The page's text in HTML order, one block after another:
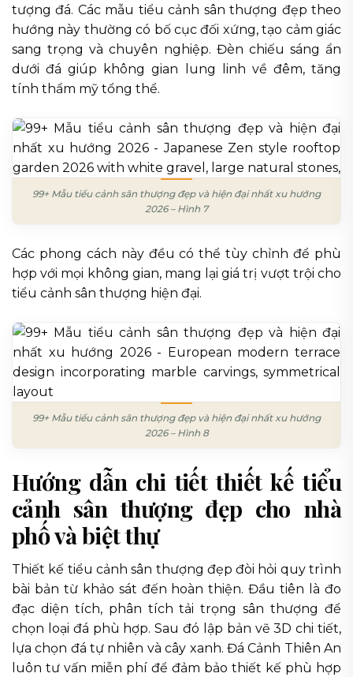
tượng đá. Các mẫu tiểu cảnh sân thượng đẹp theo
hướng này thường có bố cục đối xứng, tạo cảm giác
sang trọng và chuyên nghiệp. Đèn chiếu sáng ẩn
dưới đá giúp không gian lung linh về đêm, tăng
tính thẩm mỹ tổng thể.
99+ Mẫu tiểu cảnh sân thượng đẹp và hiện đại nhất xu hướng
2026 – Hình 7
Các phong cách này đều có thể tùy chỉnh để phù
hợp với mọi không gian, mang lại giá trị vượt trội cho
tiểu cảnh sân thượng hiện đại.
99+ Mẫu tiểu cảnh sân thượng đẹp và hiện đại nhất xu hướng
2026 – Hình 8
Hướng dẫn chi tiết thiết kế tiểu
cảnh sân thượng đẹp cho nhà
phố và biệt thự
Thiết kế tiểu cảnh sân thượng đẹp đòi hỏi quy trình
bài bản từ khảo sát đến hoàn thiện. Đầu tiên là đo
đạc diện tích, phân tích tải trọng sân thượng để
chọn loại đá phù hợp. Sau đó lập bản vẽ 3D chi tiết,
lựa chọn đá tự nhiên và cây xanh. Đá Cảnh Thiên An
luôn tư vấn miễn phí để đảm bảo thiết kế phù hợp